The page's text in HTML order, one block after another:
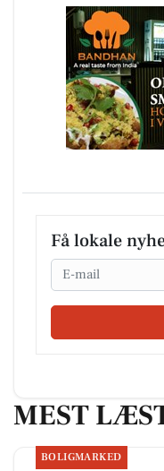
Få lokale
Email
MEST
BOLIGMARKED